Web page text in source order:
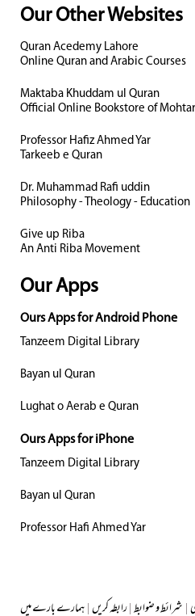
Our Other Websites
Quran Acedemy Lahore
Online Quran and Arabic Courses
Maktaba Khuddam ul Quran
Official Online Bookstore of
Professor Hafiz Ahmed Yar
Tarkeeb e Quran
Dr. Muhammad Rafi uddin
Philosophy - Theology - Education
Give up Riba
An Anti Riba Movement
Our Apps
Ours Apps for Android Phone
Tanzeem Digital Library
Bayan ul Quran
Lughat o Aerab e Quran
Ours Apps for iPhone
Tanzeem Digital Library
Bayan ul Quran
Professor Hafi Ahmed Yar
ہمارے بارے میں|رابطہ کریں|شرائط و ضوابط|